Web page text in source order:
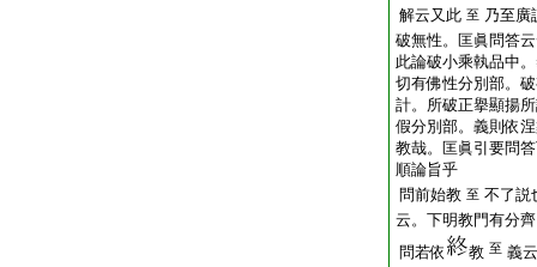
解云又此 至 乃至
破無性。匡眞問答
此論破小乘執品中
切有佛性分別部。
計。所破正擧顯揚
假分別部。義則依
教哉。匡眞引要問
順論旨乎
問前始教 至 不了
云。下明教門有分
問若依
教 至 義